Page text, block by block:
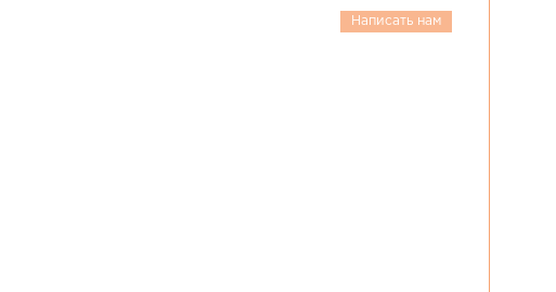
Написать нам